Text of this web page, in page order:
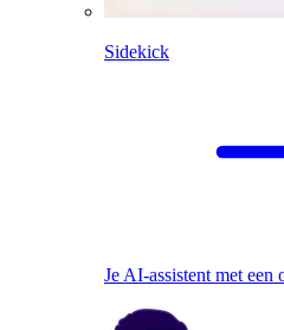
Sidekick
Je AI-assistent met een